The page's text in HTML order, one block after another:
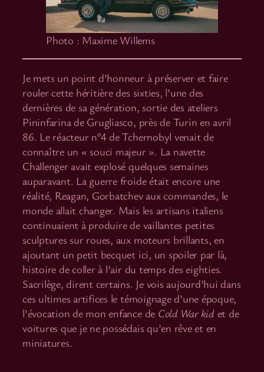
Photo : Maxime Willems
Je mets un point d’honneur à préserver et faire
rouler cette héritière des sixties, l’une des
dernières de sa génération, sortie des ateliers
Pininfarina de Grugliasco, près de Turin en avril
86. Le réacteur n°4 de Tchernobyl venait de
connaître un « souci majeur ». La navette
Challenger avait explosé quelques semaines
auparavant. La guerre froide était encore une
réalité, Reagan, Gorbatchev aux commandes, le
monde allait changer. Mais les artisans italiens
continuaient à produire de vaillantes petites
sculptures sur roues, aux moteurs brillants, en
ajoutant un petit becquet ici, un spoiler par là,
histoire de coller à l’air du temps des eighties.
Sacrilège, dirent certains. Je vois aujourd’hui dans
ces ultimes artifices le témoignage d’une époque,
l’évocation de mon enfance de Cold War kidet de
voitures que je ne possédais qu’en rêve et en
miniatures.